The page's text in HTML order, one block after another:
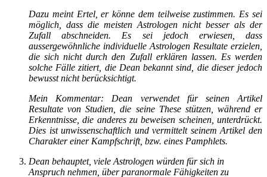
Dazu meint Ertel, er könne dem teilweise zustimmen. Es sei
möglich, dass die meisten Astrologen nicht besser als der
Zufall abschneiden. Es sei jedoch erwiesen, dass
aussergewöhnliche individuelle Astrologen Resultate erzielen,
die sich nicht durch den Zufall erklären lassen. Es werden
solche Fälle zitiert, die Dean bekannt sind, die dieser jedoch
bewusst nicht berücksichtigt.
Mein Kommentar: Dean verwendet für seinen Artikel
Resultate von Studien, die seine These stützen, während er
Erkenntnisse, die anderes zu beweisen scheinen, unterdrückt.
Dies ist unwissenschaftlich und vermittelt seinem Artikel den
Charakter einer Kampfschrift, bzw. eines Pamphlets.
Dean behauptet, viele Astrologen würden für sich in
Anspruch nehmen, über paranormale Fähigkeiten zu